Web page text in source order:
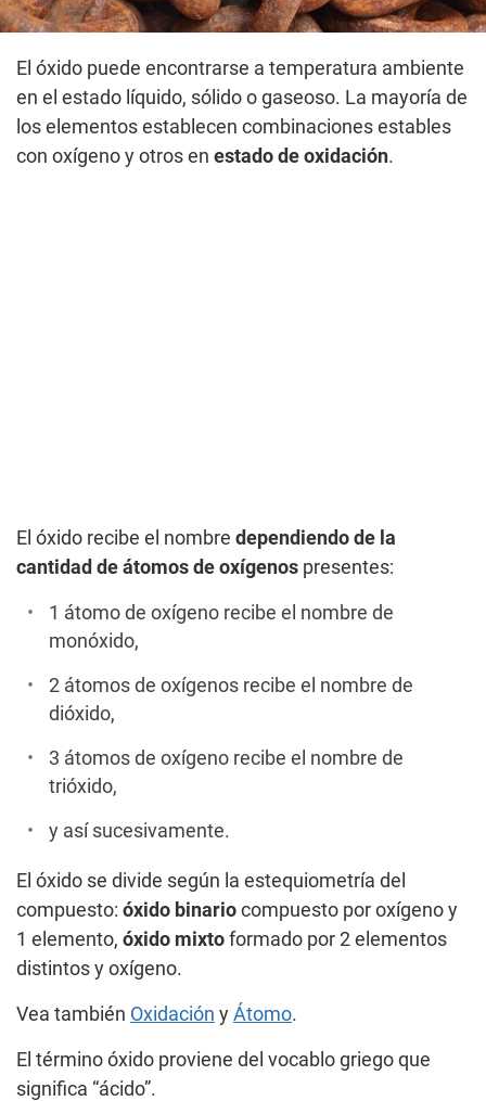
El óxido puede encontrarse a temperatura ambiente
en el estado líquido, sólido o gaseoso. La mayoría de
los elementos establecen combinaciones estables
con oxígeno y otros en estado de oxidación.
El óxido recibe el nombre dependiendo de la
cantidad de átomos de oxígenos presentes:
1 átomo de oxígeno recibe el nombre de
monóxido,
2 átomos de oxígenos recibe el nombre de
dióxido,
3 átomos de oxígeno recibe el nombre de
trióxido,
y así sucesivamente.
El óxido se divide según la estequiometría del
compuesto: óxido binario compuesto por oxígeno y
1 elemento, óxido mixto formado por 2 elementos
distintos y oxígeno.
Vea también Oxidación y Átomo.
El término óxido proviene del vocablo griego que
significa “ácido”.